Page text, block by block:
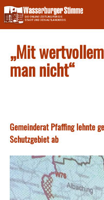
Skip
to
content
„Mit
man nicht“
Gemeinderat Pfaffing lehnte
Schutzgebiet ab